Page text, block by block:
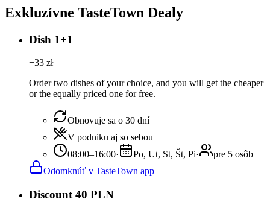
Exkluzívne TasteTown Dealy
Dish 1+1
−33 zł
Order two dishes of your choice, and you will get the cheaper
or the equally priced one for free.
Obnovuje sa o 30 dní
V podniku aj so sebou
08:00–16:00· Po, Ut, St, Št, Pi·
pre 5 osôb
Odomknúť v TasteTown app
Discount 40 PLN